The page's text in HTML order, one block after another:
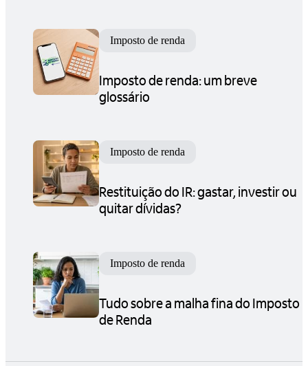
Imposto de renda
Imposto de renda: um breve
glossário
Imposto de renda
Restituição do IR: gastar, investir ou
quitar dívidas?
Imposto de renda
Tudo sobre a malha fina do Imposto
de Renda